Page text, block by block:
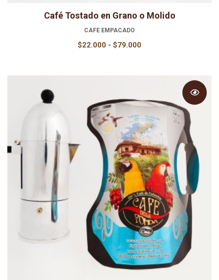
Café Tostado en Grano o Molido
CAFE EMPACADO
$22.000 - $79.000Rango
hasta
$79.000